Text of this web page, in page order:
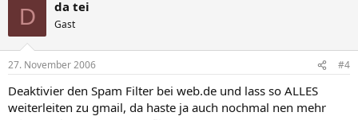
D da tei
Gast
27. November 2006 #4
Deaktivier den Spam Filter bei web.de und lass so ALLES
weiterleiten zu gmail, da haste ja auch nochmal nen mehr